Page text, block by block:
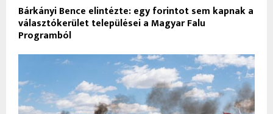
Bárkányi Bence elintézte: egy forintot sem kapnak a
választókerület települései a Magyar Falu
Programból